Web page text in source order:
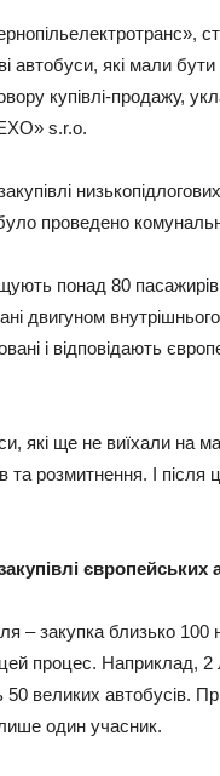
автобуси, які мали
купівлі-продажу,
s.r.o.
проведено
понад 80
двигуном
і відповідають
які ще не виїхали на
розмитнення. І після
європейських
– закупка близько 100
процес. Наприклад, 2
50 великих автобусів.
один учасник.